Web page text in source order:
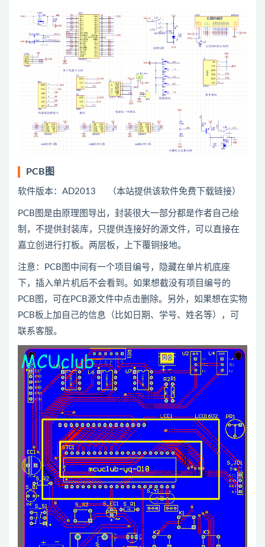
PCB图
软件版本：AD2013 （本站提供该软件免费下载链接）
PCB图是由原理图导出，封装很大一部分都是作者自己绘
制，不提供封装库，只提供连接好的源文件，可以直接在
嘉立创进行打板。两层板，上下覆铜接地。
注意：PCB图中间有一个项目编号，隐藏在单片机底座
下，插入单片机后不会看到。如果想截没有项目编号的
PCB图，可在PCB源文件中点击删除。另外，如果想在实物
PCB板上加自己的信息（比如日期、学号、姓名等），可
联系客服。